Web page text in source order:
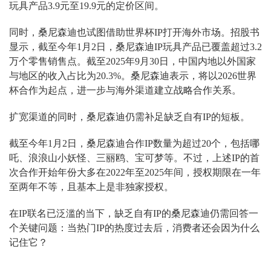
玩具产品3.9元至19.9元的定价区间。
同时，桑尼森迪也试图借助世界杯IP打开海外市场。招股书
显示，截至今年1月2日，桑尼森迪IP玩具产品已覆盖超过3.2
万个零售销售点。截至2025年9月30日，中国内地以外国家
与地区的收入占比为20.3%。桑尼森迪表示，将以2026世界
杯合作为起点，进一步与海外渠道建立战略合作关系。
扩宽渠道的同时，桑尼森迪仍需补足缺乏自有IP的短板。
截至今年1月2日，桑尼森迪合作IP数量为超过20个，包括哪
吒、浪浪山小妖怪、三丽鸥、宝可梦等。不过，上述IP的首
次合作开始年份大多在2022年至2025年间，授权期限在一年
至两年不等，且基本上是非独家授权。
在IP联名已泛滥的当下，缺乏自有IP的桑尼森迪仍需回答一
个关键问题：当热门IP的热度过去后，消费者还会因为什么
记住它？